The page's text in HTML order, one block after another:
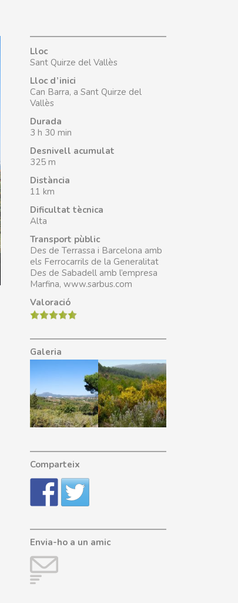
Lloc
Sant Quirze del Vallès
Lloc d’inici
Can Barra, a Sant Quirze del
Vallès
Durada
3 h 30 min
Desnivell acumulat
325 m
Distància
11 km
Dificultat tècnica
Alta
Transport pùblic
Des de Terrassa i Barcelona amb
els Ferrocarrils de la Generalitat
Des de Sabadell amb l’empresa
Marfina, www.sarbus.com
Valoració
Galeria
Comparteix
Envia-ho a un amic